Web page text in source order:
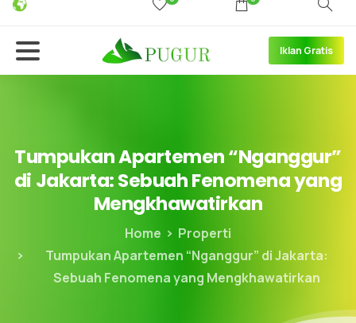
Iklan Gratis
TumpukanApartemen“Nganggur”
di Jakarta:SebuahFenomenayang
Mengkhawatirkan
Home
Properti
Tumpukan Apartemen “Nganggur” di Jakarta:
Sebuah Fenomena yang Mengkhawatirkan